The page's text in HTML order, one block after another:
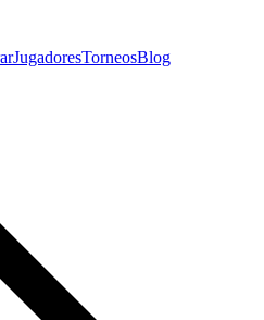
JugadoresTorneosBlog